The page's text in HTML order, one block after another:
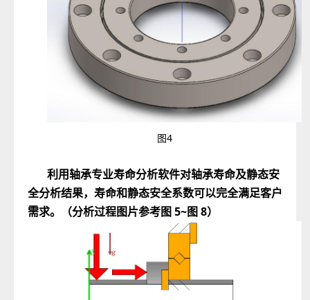
图4
利用轴承专业寿命分析软件对轴承寿命及静态安
全分析结果，寿命和静态安全系数可以完全满足客户
需求。（分析过程图片参考图 5~图 8）